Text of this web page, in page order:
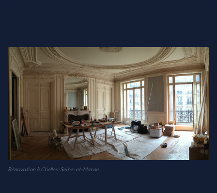
Rénovation à Chelles · Seine-et-Marne